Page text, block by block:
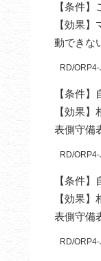
【条件
【効果
動できな
RD/
【条件
【効果
表側守備
RD/
【条件
【効果
表側守備
RD/